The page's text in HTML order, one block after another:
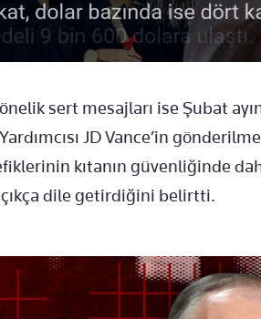
sert mesajları ise Şubat
JD Vance’in
kıtanın güvenliğinde
dile getirdiğini belirtti.